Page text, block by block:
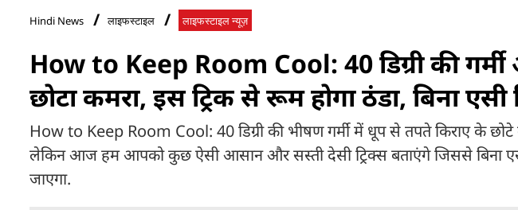
Hindi News लाइफस्टाइल लाइफस्टाइल न्यूज़
How to Keep Room Cool: 40 डिग्री की
छोटा कमरा, इस ट्रिक से रूम होगा ठंडा, बिना
How to Keep Room Cool: 40 डिग्री की भीषण गर्मी में धूप से तपते किराए के
लेकिन आज हम आपको कुछ ऐसी आसान और सस्ती देसी ट्रिक्स बताएंगे जिससे बिना
जाएगा.